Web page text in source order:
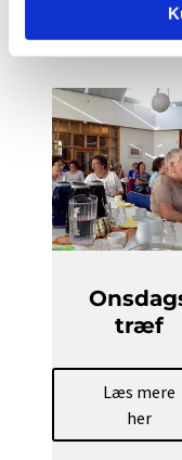
træf
Læs mere
her